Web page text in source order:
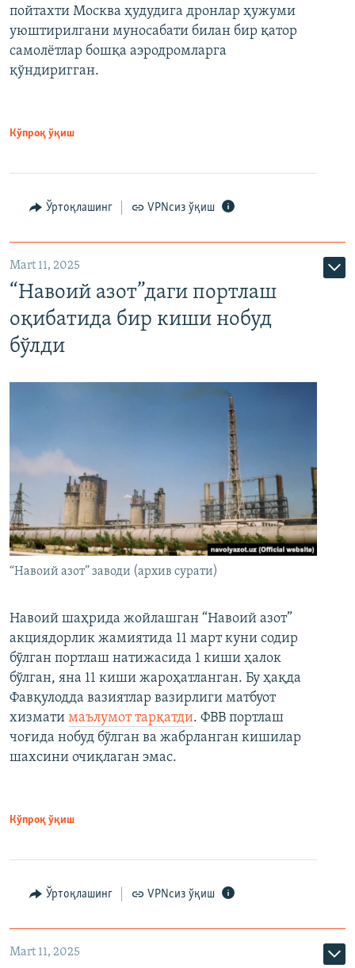
пойтахти Москва ҳудудига дронлар ҳужуми
уюштирилгани муносабати билан бир қатор
самолётлар бошқа аэродромларга
қўндиригган.
Кўпроқ ўқиш
Ўртоқлашинг VPNсиз ўқиш
Mart 11, 2025
“Навоий азот”даги портлаш
оқибатида бир киши нобуд
бўлди
“Навоий азот” заводи (архив сурати)
Навоий шаҳрида жойлашган “Навоий азот”
акциядорлик жамиятида 11 март куни содир
бўлган портлаш натижасида 1 киши ҳалок
бўлган, яна 11 киши жароҳатланган. Бу ҳақда
Фавқулодда вазиятлар вазирлиги матбуот
хизмати маълумот тарқатди. ФВВ портлаш
чоғида нобуд бўлган ва жабрланган кишилар
шахсини очиқлаган эмас.
Кўпроқ ўқиш
Ўртоқлашинг VPNсиз ўқиш
Mart 11, 2025